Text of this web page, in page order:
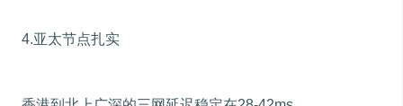
4.亚太节点扎实